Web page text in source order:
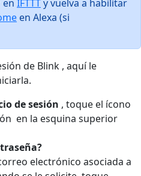
en IFTTTy vuelva a habilitar
en Alexa (si
de Blink , aquí le
de sesión , toque el ícono
en la esquina superior
electrónico asociada a